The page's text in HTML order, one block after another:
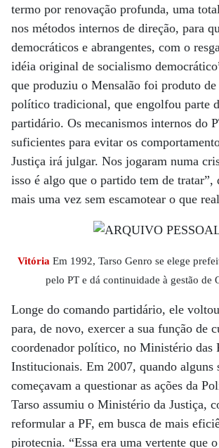
termo por renovação profunda, uma
nos métodos internos de direção, para
democráticos e abrangentes, com o
idéia original de socialismo
que produziu o Mensalão foi produto de
político tradicional, que engolfou parte
partidário. Os mecanismos internos do
suficientes para evitar os
Justiça irá julgar. Nos jogaram numa
isso é algo que o partido tem de tratar”,
mais uma vez sem escamotear o que
VitóriaEm 1992, Tarso Genro se elege
pelo PT e dá continuidade à gestão de
Longe do comando partidário, ele
para, de novo, exercer a sua função de
coordenador político, no Ministério das
Institucionais. Em 2007, quando alguns
começavam a questionar as ações da
Tarso assumiu o Ministério da Justiça,
reformular a PF, em busca de mais
pirotecnia. “Essa era uma vertente que